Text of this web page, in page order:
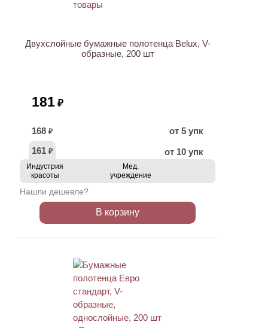
Двухслойные бумажные полотенца Belux, V-
образные, 200 шт
181 ₽
168 ₽
от 5 упк
161 ₽ от 10 упк
Индустрия
красоты
Мед.
учреждение
Нашли дешевле?
В корзину